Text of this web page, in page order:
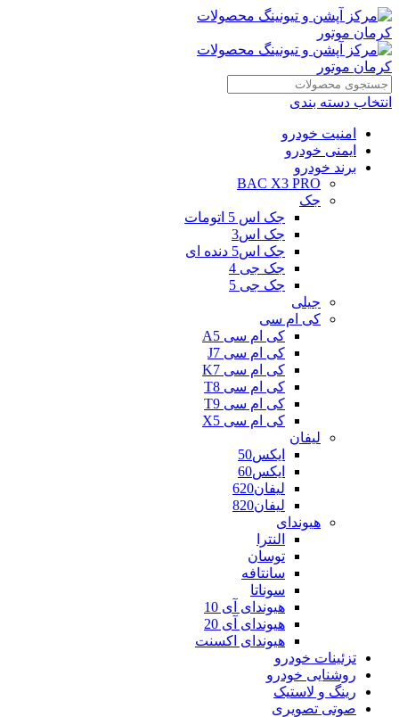
انتخاب دسته بندی
امنیت خودرو
ایمنی خودرو
برند خودرو
BAC X3 PRO
جک
جک اس 5 اتومات
جک اس3
جک اس5 دنده ای
جک جی 4
جک جی 5
جیلی
کی ام سی
کی ام سی A5
کی ام سی J7
کی ام سی K7
کی ام سی T8
کی ام سی T9
کی ام سی X5
لیفان
ایکس50
ایکس60
لیفان620
لیفان820
هیوندای
النترا
توسان
سانتافه
سوناتا
هیوندای آی 10
هیوندای آی 20
هیوندای اکسنت
تزئینات خودرو
روشنایی خودرو
رینگ و لاستیک
صوتی تصویری